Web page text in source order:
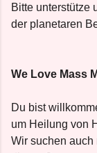
Bitte unterstütze
der planetaren
We Love Mass
Du bist
um Heilung von
Wir suchen